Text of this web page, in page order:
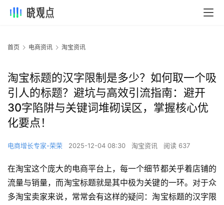
首页 电商资讯 淘宝资讯
淘宝标题的汉字限制是多少？如何取一个吸
引人的标题？避坑与高效引流指南：避开
30字陷阱与关键词堆砌误区，掌握核心优
化要点！
电商增长专家-荣荣 2025-12-04 08:30 淘宝资讯 阅读 637
在淘宝这个庞大的电商平台上，每一个细节都关乎着店铺的
流量与销量，而淘宝标题就是其中极为关键的一环。对于众
多淘宝卖家来说，常常会有这样的疑问：淘宝标题的汉字限